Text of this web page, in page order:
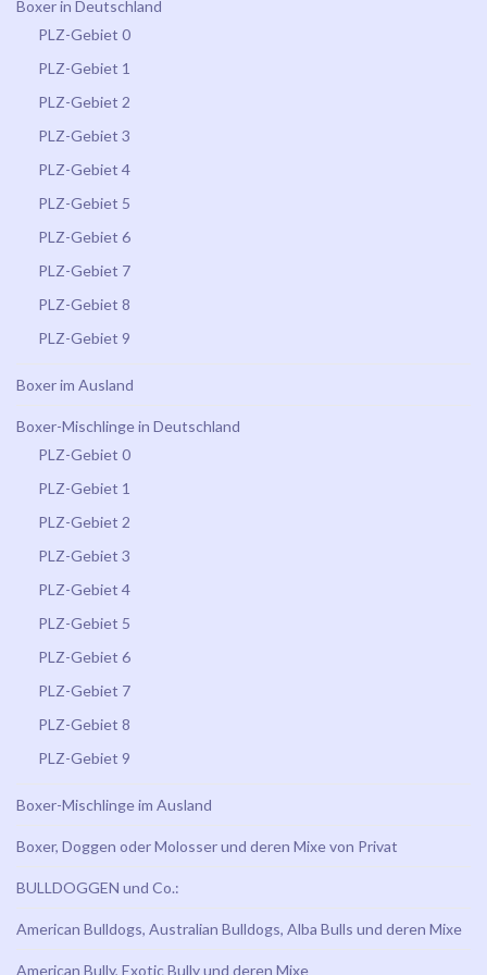
Boxer in Deutschland
PLZ-Gebiet 0
PLZ-Gebiet 1
PLZ-Gebiet 2
PLZ-Gebiet 3
PLZ-Gebiet 4
PLZ-Gebiet 5
PLZ-Gebiet 6
PLZ-Gebiet 7
PLZ-Gebiet 8
PLZ-Gebiet 9
Boxer im Ausland
Boxer-Mischlinge in Deutschland
PLZ-Gebiet 0
PLZ-Gebiet 1
PLZ-Gebiet 2
PLZ-Gebiet 3
PLZ-Gebiet 4
PLZ-Gebiet 5
PLZ-Gebiet 6
PLZ-Gebiet 7
PLZ-Gebiet 8
PLZ-Gebiet 9
Boxer-Mischlinge im Ausland
Boxer, Doggen oder Molosser und deren Mixe von Privat
BULLDOGGEN und Co.:
American Bulldogs, Australian Bulldogs, Alba Bulls und deren Mixe
American Bully, Exotic Bully und deren Mixe